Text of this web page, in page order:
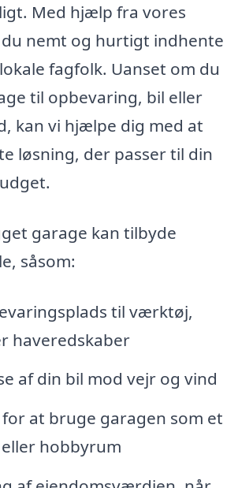
Med hjælp fra vores
nemt og hurtigt indhente
fagfolk. Uanset om du
til opbevaring, bil eller
kan vi hjælpe dig med at
løsning, der passer til din
garage kan tilbyde
såsom:
til værktøj,
haveredskaber
af din bil mod vejr og vind
at bruge garagen som et
hobbyrum